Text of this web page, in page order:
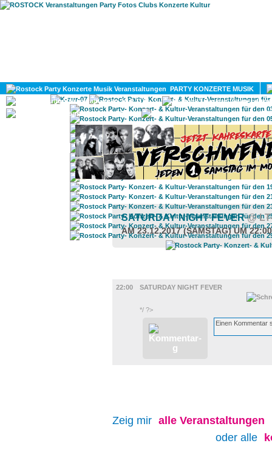
PARTY KONZERTE MUSIK
KULTUR
GAY
SATURDAY NIGHT FEVER@
AM 23.12.2017 (SAMSTAG) UM
22:00
SATURDAY NIGHT FEVER
*/ ?>
Zeig mir alle Veranstaltungen
oder alle